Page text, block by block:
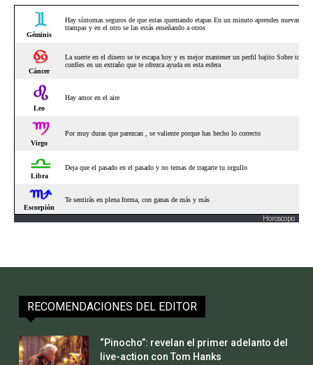
Horoscopo
RECOMENDACIONES DEL EDITOR
“Pinocho”: revelan el primer adelanto del
live-action con Tom Hanks